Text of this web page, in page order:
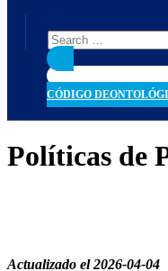
CÓDIGO
Políticas de
Actualizado el 2026-04-04